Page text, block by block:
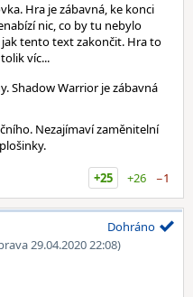
Hra je zábavná, ke konci
nic, co by tu nebylo
tento text zakončit. Hra to
víc...
Shadow Warrior je zábavná
Nezajímaví zaměnitelní
+25
+26 −1
29.04.2020 22:08)
Dohráno